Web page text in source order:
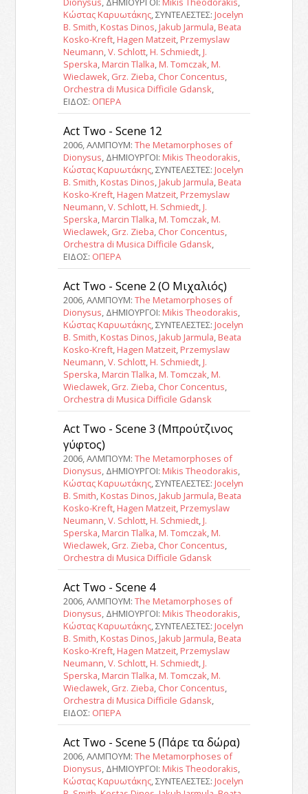
Κώστας Καρυωτάκης, ΣΥΝΤΕΛΕΣΤΕΣ: Jocelyn
B. Smith, Kostas Dinos, Jakub Jarmula, Beata
Kosko-Kreft, Hagen Matzeit, Przemyslaw
Neumann,V. Schlott, H. Schmiedt, J.
Sperska, Marcin Tlalka, M. Tomczak, M.
Wieclawek, Grz. Zieba, Chor Concentus,
Orchestra di Musica Difficile Gdansk,
ΕΙΔΟΣ: ΟΠΕΡΑ
Act Two - Scene 12
2006, ΑΛΜΠΟΥΜ: The Metamorphoses of
Dionysus, ΔΗΜΙΟΥΡΓΟΙ: Mikis Theodorakis,
Κώστας Καρυωτάκης, ΣΥΝΤΕΛΕΣΤΕΣ: Jocelyn
B. Smith, Kostas Dinos, Jakub Jarmula, Beata
Kosko-Kreft, Hagen Matzeit, Przemyslaw
Neumann,V. Schlott, H. Schmiedt, J.
Sperska, Marcin Tlalka, M. Tomczak, M.
Wieclawek, Grz. Zieba, Chor Concentus,
Orchestra di Musica Difficile Gdansk,
ΕΙΔΟΣ: ΟΠΕΡΑ
Act Two - Scene 2 (Ο Μιχαλιός)
2006, ΑΛΜΠΟΥΜ: The Metamorphoses of
Dionysus, ΔΗΜΙΟΥΡΓΟΙ: Mikis Theodorakis,
Κώστας Καρυωτάκης, ΣΥΝΤΕΛΕΣΤΕΣ: Jocelyn
B. Smith, Kostas Dinos, Jakub Jarmula, Beata
Kosko-Kreft, Hagen Matzeit, Przemyslaw
Neumann,V. Schlott, H. Schmiedt, J.
Sperska, Marcin Tlalka, M. Tomczak, M.
Wieclawek, Grz. Zieba, Chor Concentus,
Orchestra di Musica Difficile Gdansk
Act Two - Scene 3 (Μπρούτζινος
γύφτος)
2006, ΑΛΜΠΟΥΜ: The Metamorphoses of
Dionysus, ΔΗΜΙΟΥΡΓΟΙ: Mikis Theodorakis,
Κώστας Καρυωτάκης, ΣΥΝΤΕΛΕΣΤΕΣ: Jocelyn
B. Smith, Kostas Dinos, Jakub Jarmula, Beata
Kosko-Kreft, Hagen Matzeit, Przemyslaw
Neumann,V. Schlott, H. Schmiedt, J.
Sperska, Marcin Tlalka, M. Tomczak, M.
Wieclawek, Grz. Zieba, Chor Concentus,
Orchestra di Musica Difficile Gdansk
Act Two - Scene 4
2006, ΑΛΜΠΟΥΜ: The Metamorphoses of
Dionysus, ΔΗΜΙΟΥΡΓΟΙ: Mikis Theodorakis,
Κώστας Καρυωτάκης, ΣΥΝΤΕΛΕΣΤΕΣ: Jocelyn
B. Smith, Kostas Dinos, Jakub Jarmula, Beata
Kosko-Kreft, Hagen Matzeit, Przemyslaw
Neumann,V. Schlott, H. Schmiedt, J.
Sperska, Marcin Tlalka, M. Tomczak, M.
Wieclawek, Grz. Zieba, Chor Concentus,
Orchestra di Musica Difficile Gdansk,
ΕΙΔΟΣ: ΟΠΕΡΑ
Act Two - Scene 5 (Πάρε τα δώρα)
2006, ΑΛΜΠΟΥΜ: The Metamorphoses of
Dionysus, ΔΗΜΙΟΥΡΓΟΙ: Mikis Theodorakis,
Κώστας Καρυωτάκης, ΣΥΝΤΕΛΕΣΤΕΣ: Jocelyn